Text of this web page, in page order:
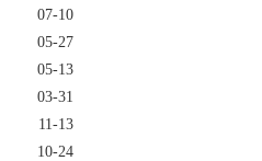
07-10
05-27
05-13
03-31
11-13
10-24